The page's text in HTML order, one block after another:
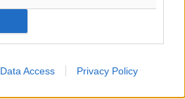
Data Access Privacy Policy